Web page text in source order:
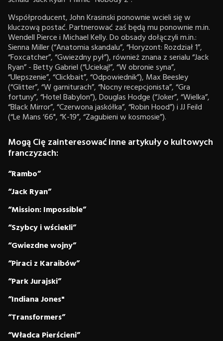
Współproducent, John Krasinski ponownie wcieli się w
kluczową postać. Partnerować zaś będą mu ponownie m.in.
Wendell Pierce i Michael Kelly. Do obsady dołączyli m.in.:
Sienna Miller (“Anatomia skandalu”, “Horyzont: Rozdział 1”,
“Foxcatcher”, “Gwiezdny pył”), również znana z serialu “Jack
Ryan” - Betty Gabriel (“Uciekaj!”, “W obronie syna”,
“Ulepszenie”, “Clickbait”, “Odpowiednik”), Max Beesley
(“Glitter”, “W garniturach”, “Nocny recepcjonista”, “Gra
fortuny”, “Hotel Babylon”), Douglas Hodge (“Joker”, “Wielka”,
“Black Mirror”, “Czerwona jaskółka”, “Robin Hood”) i JJ Feild
(“Le Mans ‘66", “K-19”, “Zagubieni w kosmosie”).
Mogą Cię zainteresować inne artykuły o kultowych
franczyzach:
“Rambo”
“Jack Ryan”
“Mission: Impossible”
“Szybcy i wściekli”
“Gwiezdne wojny”
“Piraci z Karaibów”
“Park Jurajski”
“Indiana Jones"
“Transformers”
“Władca Pierścieni”